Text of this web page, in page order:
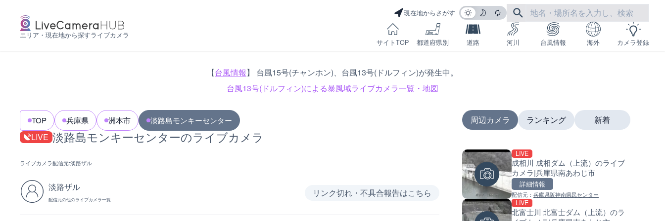
エリア・現在地から探すライブカメラ
現在地からさがす
サイトTOP 都道府県別 道路 河川 台風情報 海外 カメラ登録
【台風情報】 台風15号(チャンホン)、台風13号(ドルフィン)が発生中。
台風13号(ドルフィン)による暴風域ライブカメラ一覧・地図
TOP 兵庫県 洲本市 淡路島モンキーセンター
LIVE 淡路島モンキーセンターのライブカメラ
ライブカメラ配信元:淡路ザル
淡路ザル
配信元の他のライブカメラ一覧
リンク切れ・不具合報告はこちら
周辺カメラ
LIVE
成相川 成相ダム（上流）のライブ
カメラ|兵庫県南あわじ市
詳細情報
配信元： 兵庫県阪神南県民センター
LIVE
北富士川 北富士ダム（上流）のラ
ランキング
国道406号 鬼無里のライブカ
長野県長野市
配信元：長野県庁
東名高速道路・厚木インター
新着
南出川水門付近のライブカメ
歌山県日高町
配信元：日高町役場
比井川水門付近から比井崎海